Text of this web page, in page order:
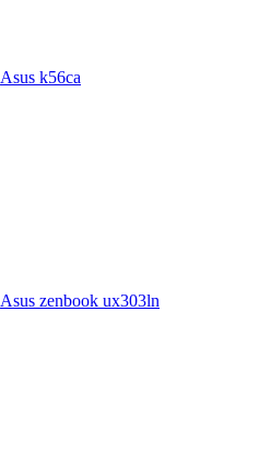
Asus k56ca
Asus zenbook ux303ln